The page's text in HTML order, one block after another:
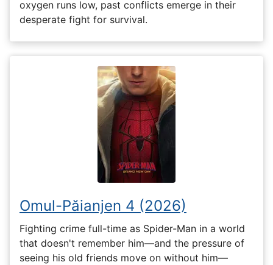
oxygen runs low, past conflicts emerge in their
desperate fight for survival.
Omul-Păianjen 4 (2026)
Fighting crime full-time as Spider-Man in a world
that doesn't remember him—and the pressure of
seeing his old friends move on without him—